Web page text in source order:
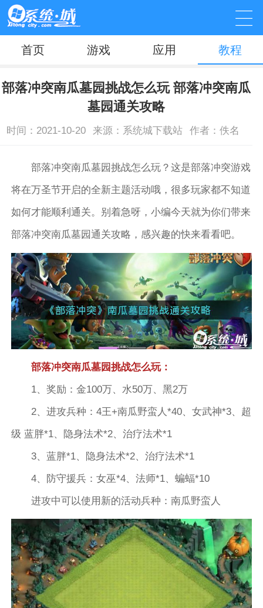
首页 游戏 应用 教程
部落冲突南瓜墓园挑战怎么玩 部落冲突南瓜
墓园通关攻略
时间：2021-10-20 来源：系统城下载站 作者：佚名
部落冲突南瓜墓园挑战怎么玩？这是部落冲突游戏
将在万圣节开启的全新主题活动哦，很多玩家都不知道
如何才能顺利通关。别着急呀，小编今天就为你们带来
部落冲突南瓜墓园通关攻略，感兴趣的快来看看吧。
部落冲突南瓜墓园挑战怎么玩：
1、奖励：金100万、水50万、黑2万
2、进攻兵种：4王+南瓜野蛮人*40、女武神*3、超
级 蓝胖*1、隐身法术*2、治疗法术*1
3、蓝胖*1、隐身法术*2、治疗法术*1
4、防守援兵：女巫*4、法师*1、蝙蝠*10
进攻中可以使用新的活动兵种：南瓜野蛮人